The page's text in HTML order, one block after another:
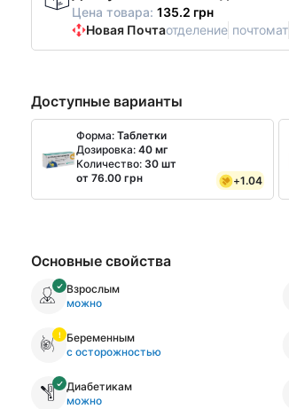
Цена товара:135.2 грн
Новая Почтаотделение почтомат
Доступные варианты
Форма:Таблетки
Дозировка:40 мг
Количество: 30 шт
от 76.00 грн
+1.04
Основные свойства
Взрослым
можно
Беременным
с осторожностью
Диабетикам
можно